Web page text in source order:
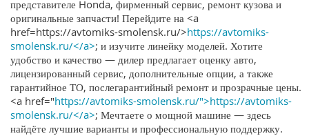
представителе Honda, фирменный сервис, ремонт кузова и
оригинальные запчасти! Перейдите на <a
href=https://avtomiks-smolensk.ru/>https://avtomiks-
smolensk.ru/</a>; и изучите линейку моделей. Хотите
удобство и качество — дилер предлагает оценку авто,
лицензированный сервис, дополнительные опции, а также
гарантийное ТО, послегарантийный ремонт и прозрачные цены.
<a href="https://avtomiks-smolensk.ru/">https://avtomiks-
smolensk.ru/</a>; Мечтаете о мощной машине — здесь
найдёте лучшие варианты и профессиональную поддержку.